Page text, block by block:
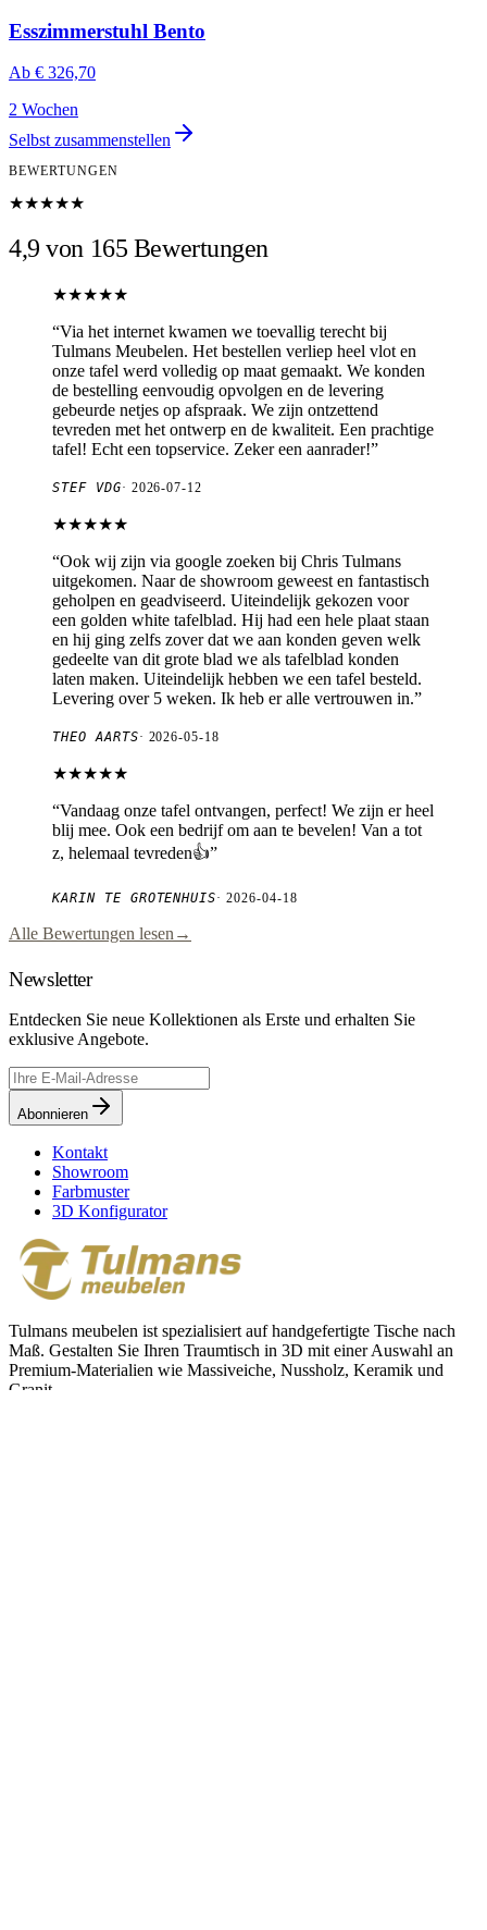
Esszimmerstuhl Bento
Ab € 326,70
2 Wochen
Selbst zusammenstellen
BEWERTUNGEN
★★★★★
4,9 von 165 Bewertungen
★★★★★
“Via het internet kwamen we toevallig terecht bij
Tulmans Meubelen. Het bestellen verliep heel vlot en
onze tafel werd volledig op maat gemaakt. We konden
de bestelling eenvoudig opvolgen en de levering
gebeurde netjes op afspraak. We zijn ontzettend
tevreden met het ontwerp en de kwaliteit. Een prachtige
tafel! Echt een topservice. Zeker een aanrader!”
STEF VDG· 2026-07-12
★★★★★
“Ook wij zijn via google zoeken bij Chris Tulmans
uitgekomen. Naar de showroom geweest en fantastisch
geholpen en geadviseerd. Uiteindelijk gekozen voor
een golden white tafelblad. Hij had een hele plaat staan
en hij ging zelfs zover dat we aan konden geven welk
gedeelte van dit grote blad we als tafelblad konden
laten maken. Uiteindelijk hebben we een tafel besteld.
Levering over 5 weken. Ik heb er alle vertrouwen in.”
THEO AARTS· 2026-05-18
★★★★★
“Vandaag onze tafel ontvangen, perfect! We zijn er heel
blij mee. Ook een bedrijf om aan te bevelen! Van a tot
z, helemaal tevreden👍”
KARIN TE GROTENHUIS·2026-04-18
Alle Bewertungen lesen →
Newsletter
Entdecken Sie neue Kollektionen als Erste und erhalten Sie
exklusive Angebote.
Abonnieren
Kontakt
Showroom
Farbmuster
3D Konfigurator
Tulmans meubelen ist spezialisiert auf handgefertigte Tische nach
Maß. Gestalten Sie Ihren Traumtisch in 3D mit einer Auswahl an
Premium-Materialien wie Massiveiche, Nussholz, Keramik und
Granit.